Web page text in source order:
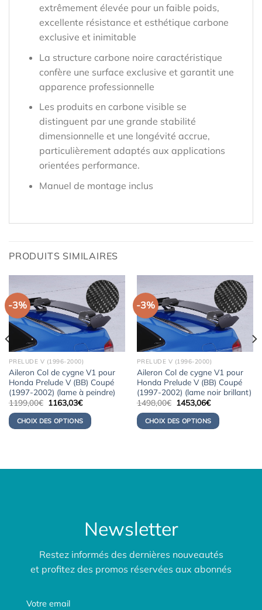
extrêmement élevée pour un faible poids,
excellente résistance et esthétique carbone
exclusive et inimitable
La structure carbone noire caractéristique
confère une surface exclusive et garantit une
apparence professionnelle
Les produits en carbone visible se
distinguent par une grande stabilité
dimensionnelle et une longévité accrue,
particulièrement adaptés aux applications
orientées performance.
Manuel de montage inclus
PRODUITS SIMILAIRES
-3%
PRELUDE V (1996-2000)
Aileron Col de cygne V1 pour
Honda Prelude V (BB) Coupé
(1997-2002) (lame à peindre)
1199,00€ Le
prix
initial
était :
1199,00€.
1163,03€Le
actuel
est :
1163,03€.
CHOIX DES OPTIONS
-3%
PRELUDE V (1996-2000)
Aileron Col de cygne V1 pour
Honda Prelude V (BB) Coupé
(1997-2002) (lame noir brillant)
1498,00€ Le
prix
initial
était :
1498,00€.
1453,06€Le
actuel
est :
1453,06€.
CHOIX DES OPTIONS
Newsletter
Restez informés des dernières nouveautés
et profitez des promos réservées aux abonnés
Votre email